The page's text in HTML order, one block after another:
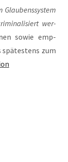
Glau­bens­sys­tem
wer­
sowie emp­
zum